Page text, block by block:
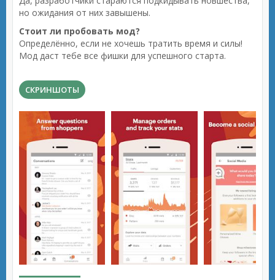
но ожидания от них завышены.
Стоит ли пробовать мод?
Определённо, если не хочешь тратить время и силы!
Мод даст тебе все фишки для успешного старта.
СКРИНШОТЫ